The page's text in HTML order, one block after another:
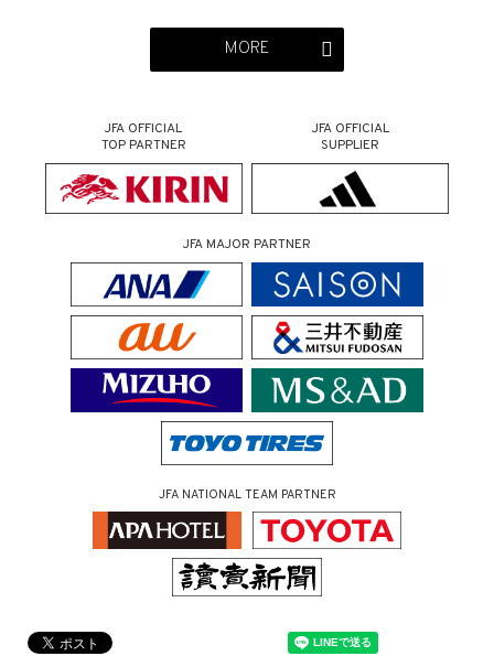
MORE
JFA OFFICIAL
TOP PARTNER
JFA OFFICIAL
SUPPLIER
JFA MAJOR PARTNER
JFA NATIONAL TEAM PARTNER